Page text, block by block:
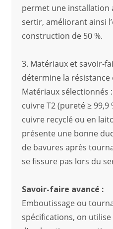
permet une installation
sertir, améliorant ainsi
construction de 50 %.
3. Matériaux et savoir-
détermine la résistance
Matériaux sélectionnés
cuivre T2 (pureté ≥
cuivre recyclé ou en
présente une bonne
de bavures après
se fissure pas lors du
Savoir-faire avancé :
Emboutissage ou
spécifications, on